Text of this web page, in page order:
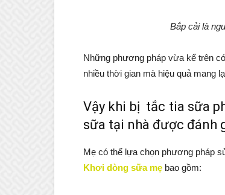
Bắp cải là
Những phương pháp vừa kể trên
nhiều thời gian mà hiệu quả mang
Vậy khi bị tắc tia sữa
sữa tại nhà được đánh
Mẹ có thể lựa chọn phương pháp
Khơi dòng sữa mẹ bao gồm: